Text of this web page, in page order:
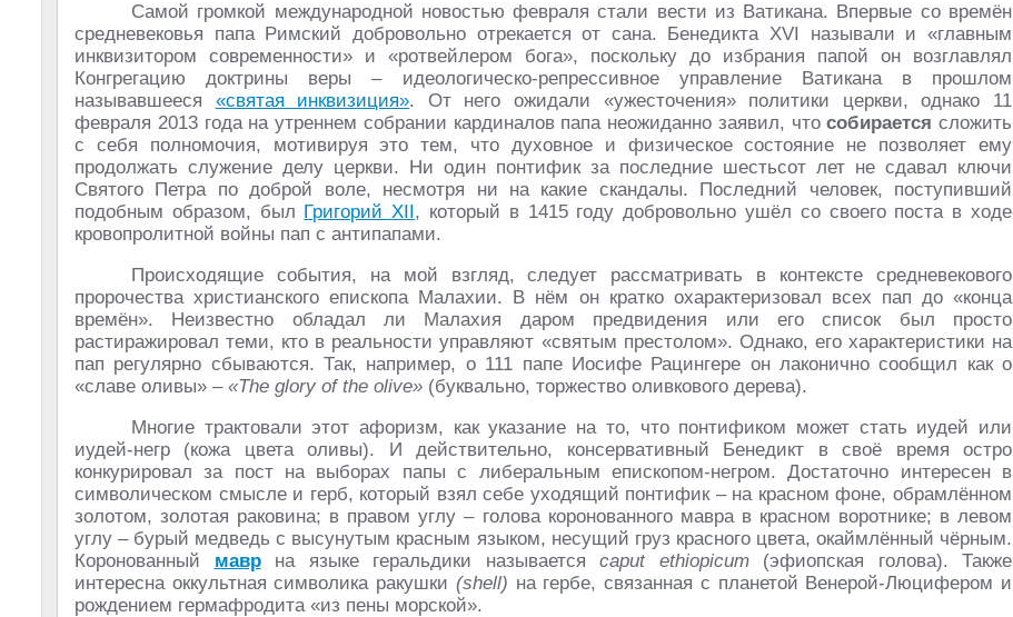
Самой громкой международной новостью февраля стали вести из Ватикана. Впервые со времён
средневековья папа Римский добровольно отрекается от сана. Бенедикта XVI называли и «главным
инквизитором современности» и «ротвейлером бога», поскольку до избрания папой он возглавлял
Конгрегацию доктрины веры – идеологическо-репрессивное управление Ватикана в прошлом
называвшееся «святая инквизиция». От него ожидали «ужесточения» политики церкви, однако 11
февраля 2013 года на утреннем собрании кардиналов папа неожиданно заявил, чтособирается сложить
с себя полномочия, мотивируя это тем, что духовное и физическое состояние не позволяет ему
продолжать служение делу церкви. Ни один понтифик за последние шестьсот лет не сдавал ключи
Святого Петра по доброй воле, несмотря ни на какие скандалы. Последний человек, поступивший
подобным образом, был Григорий XII, который в 1415 году добровольно ушёл со своего поста в ходе
кровопролитной войны пап с антипапами.
Происходящие события, на мой взгляд, следует рассматривать в контексте средневекового
пророчества христианского епископа Малахии. В нём он кратко охарактеризовал всех пап до «конца
времён». Неизвестно обладал ли Малахия даром предвидения или его список был просто
растиражировал теми, кто в реальности управляют «святым престолом». Однако, его характеристики на
пап регулярно сбываются. Так, например, о 111 папе Иосифе Рацингере он лаконично сообщил как о
«славе оливы» – «The glory of the olive» (буквально, торжество оливкового дерева).
Многие трактовали этот афоризм, как указание на то, что понтификом может стать иудей или
иудей-негр (кожа цвета оливы). И действительно, консервативный Бенедикт в своё время остро
конкурировал за пост на выборах папы с либеральным епископом-негром. Достаточно интересен в
символическом смысле и герб, который взял себе уходящий понтифик – на красном фоне, обрамлённом
золотом, золотая раковина; в правом углу – голова коронованного мавра в красном воротнике; в левом
углу – бурый медведь с высунутым красным языком, несущий груз красного цвета, окаймлённый чёрным.
Коронованный мавр на языке геральдики называется caput ethiopicum(эфиопская голова). Также
интересна оккультная символика ракушки (shell) на гербе, связанная с планетой Венерой-Люцифером и
рождением гермафродита «из пены морской».